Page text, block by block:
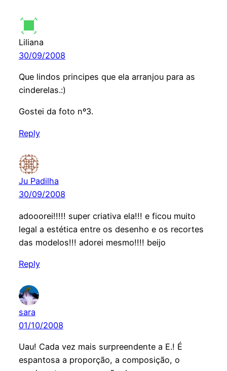
Liliana
30/09/2008
Que lindos principes que ela arranjou para as
cinderelas.:)
Gostei da foto nº3.
Reply
Ju Padilha
30/09/2008
adooorei!!!!! super criativa ela!!! e ficou muito
legal a estética entre os desenho e os recortes
das modelos!!! adorei mesmo!!!! beijo
Reply
sara
01/10/2008
Uau! Cada vez mais surpreendente a E.! É
espantosa a proporção, a composição, o